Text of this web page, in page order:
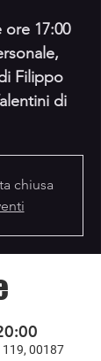
17:00
Filippo
di
chiusa
119, 00187